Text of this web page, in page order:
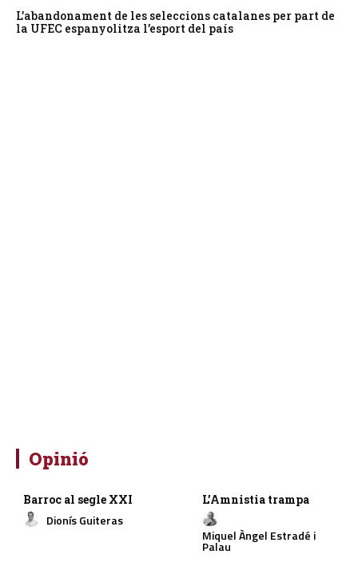
L’abandonament de les seleccions catalanes per part de
la UFEC espanyolitza l’esport del país
Opinió
Barroc al segle XXI
Dionís Guiteras
L’Amnistia trampa
Miquel Àngel Estradé i
Palau